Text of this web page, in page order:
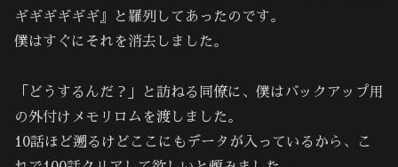
ギギギギギギ』と羅列してあったのです。
僕はすぐにそれを消去しました。
「どうするんだ？」と訪ねる同僚に、僕はバックアップ用
の外付けメモリロムを渡しました。
10話ほど遡るけどここにもデータが入っているから、こ